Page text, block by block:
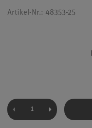
Artikel-Nr.: 48353-25